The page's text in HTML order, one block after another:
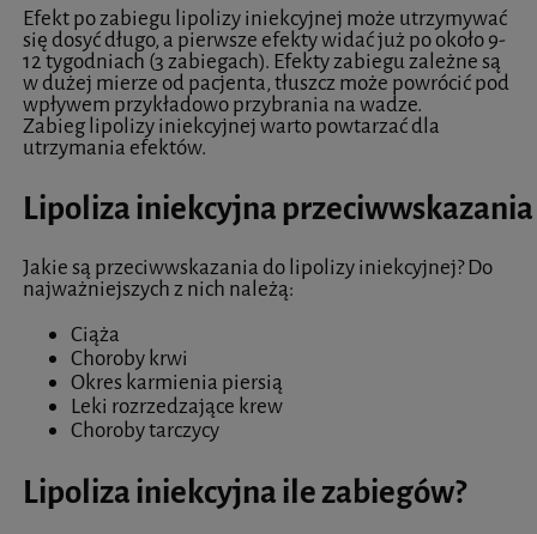
Efekt po zabiegu lipolizy iniekcyjnej może utrzymywać
się dosyć długo, a pierwsze efekty widać już po około 9-
12 tygodniach (3 zabiegach). Efekty zabiegu zależne są
w dużej mierze od pacjenta, tłuszcz może powrócić pod
wpływem przykładowo przybrania na wadze.
Zabieg lipolizy iniekcyjnej warto powtarzać dla
utrzymania efektów.
Lipoliza iniekcyjna przeciwwskazania
Jakie są przeciwwskazania do lipolizy iniekcyjnej? Do
najważniejszych z nich należą:
Ciąża
Choroby krwi
Okres karmienia piersią
Leki rozrzedzające krew
Choroby tarczycy
Lipoliza iniekcyjna ile zabiegów?